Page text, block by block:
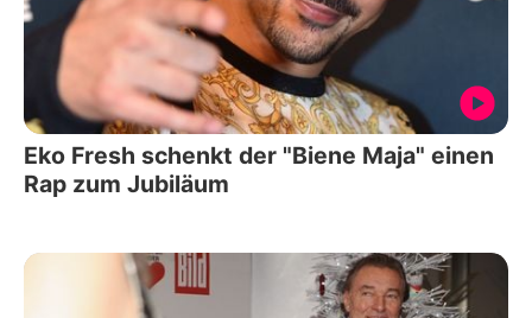
Eko Fresh schenkt der "Biene Maja" einen
Rap zum Jubiläum